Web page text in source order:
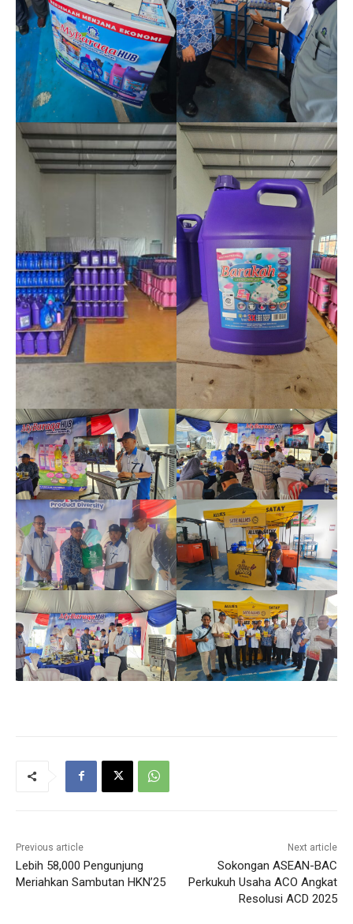
Previous article
Lebih 58,000 Pengunjung
Meriahkan Sambutan HKN’25
Next article
Sokongan ASEAN-BAC
Perkukuh Usaha ACO Angkat
Resolusi ACD 2025